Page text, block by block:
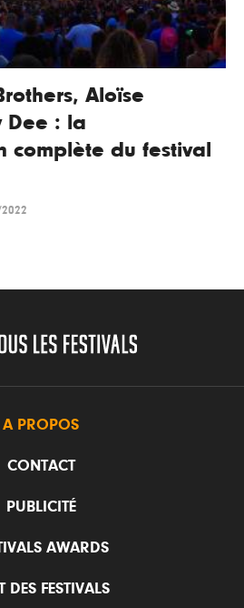
Aloïse
Dee : la
complète du festival
A PROPOS
CONTACT
PUBLICITÉ
AWARDS
DES FESTIVALS